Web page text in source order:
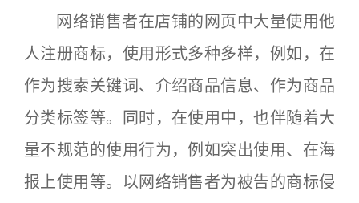
网络销售者在店铺的网页中大量使用他
人注册商标，使用形式多种多样，例如，在
作为搜索关键词、介绍商品信息、作为商品
分类标签等。同时，在使用中，也伴随着大
量不规范的使用行为，例如突出使用、在海
报上使用等。以网络销售者为被告的商标侵